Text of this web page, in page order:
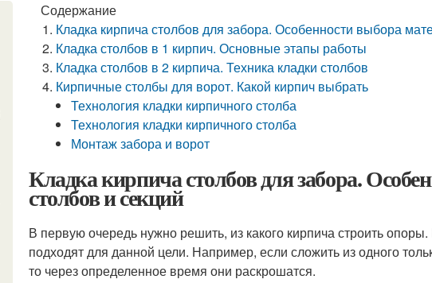
Содержание
Кладка кирпича столбов для забора. Особенности выбора
Кладка столбов в 1 кирпич. Основные этапы работы
Кладка столбов в 2 кирпича. Техника кладки столбов
Кирпичные столбы для ворот. Какой кирпич выбрать
Технология кладки кирпичного столба
Технология кладки кирпичного столба
Монтаж забора и ворот
Кладка кирпича столбов для забора.
столбов и секций
В первую очередь нужно решить, из какого кирпича строить
подходят для данной цели. Например, если сложить из одного
то через определенное время они раскрошатся.